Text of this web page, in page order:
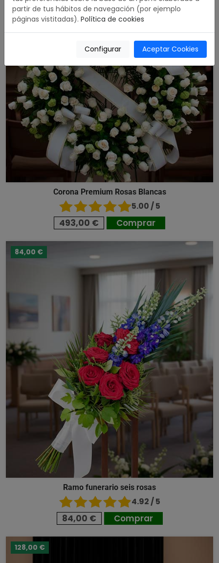
Corona Premium Rosas Blancas
5.00 / 5
493,00 € Comprar
84,00 €
Ramo funerario seis rosas
4.92 / 5
84,00 € Comprar
128,00 €
partir de tus hábitos de navegación (por ejemplo
páginas vistitadas). Política de cookies
Configurar Aceptar Cookies